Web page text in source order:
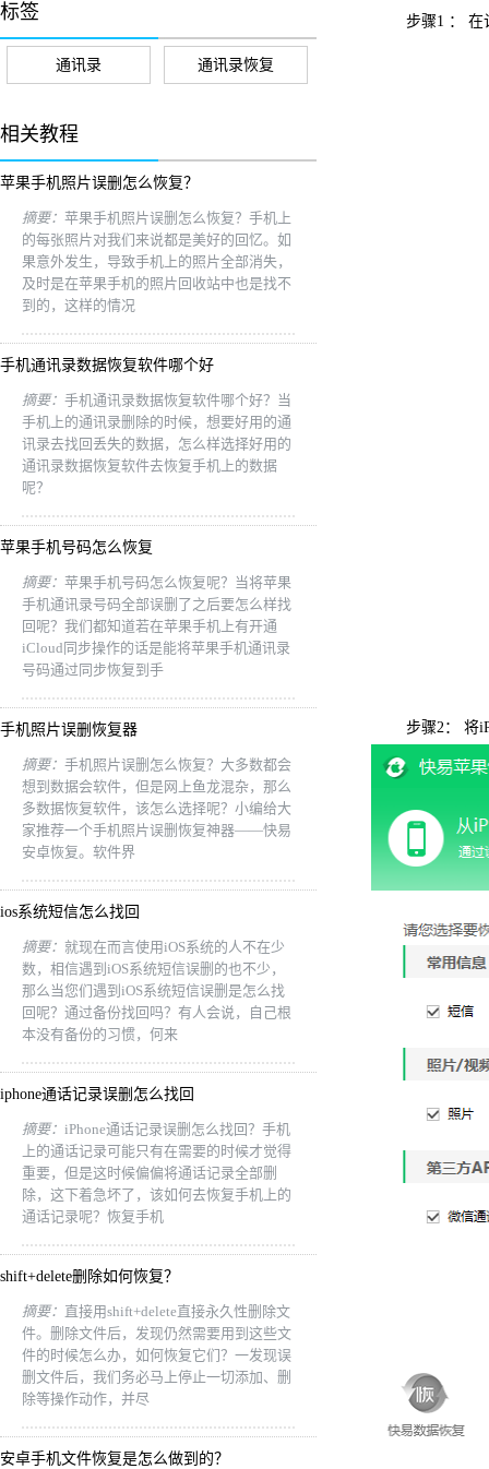
标签
通讯录 通讯录恢复
相关教程
苹果手机照片误删怎么恢复？
摘要： 苹果手机照片误删怎么恢复？手机上
的每张照片对我们来说都是美好的回忆。如
果意外发生，导致手机上的照片全部消失，
及时是在苹果手机的照片回收站中也是找不
到的，这样的情况
手机通讯录数据恢复软件哪个好
摘要： 手机通讯录数据恢复软件哪个好？当
手机上的通讯录删除的时候，想要好用的通
讯录去找回丢失的数据，怎么样选择好用的
通讯录数据恢复软件去恢复手机上的数据
呢？
苹果手机号码怎么恢复
摘要： 苹果手机号码怎么恢复呢？当将苹果
手机通讯录号码全部误删了之后要怎么样找
回呢？我们都知道若在苹果手机上有开通
iCloud同步操作的话是能将苹果手机通讯录
号码通过同步恢复到手
手机照片误删恢复器
摘要： 手机照片误删怎么恢复？大多数都会
想到数据会软件，但是网上鱼龙混杂，那么
多数据恢复软件，该怎么选择呢？小编给大
家推荐一个手机照片误删恢复神器——快易
安卓恢复。软件界
ios系统短信怎么找回
摘要： 就现在而言使用iOS系统的人不在少
数，相信遇到iOS系统短信误删的也不少，
那么当您们遇到iOS系统短信误删是怎么找
回呢？通过备份找回吗？有人会说，自己根
本没有备份的习惯，何来
iphone通话记录误删怎么找回
摘要： iPhone通话记录误删怎么找回？手机
上的通话记录可能只有在需要的时候才觉得
重要，但是这时候偏偏将通话记录全部删
除，这下着急坏了，该如何去恢复手机上的
通话记录呢？恢复手机
shift+delete删除如何恢复？
摘要： 直接用shift+delete直接永久性删除文
件。删除文件后，发现仍然需要用到这些文
件的时候怎么办，如何恢复它们？一发现误
删文件后，我们务必马上停止一切添加、删
除等操作动作，并尽
安卓手机文件恢复是怎么做到的？
步骤1 ：
步骤2： 将